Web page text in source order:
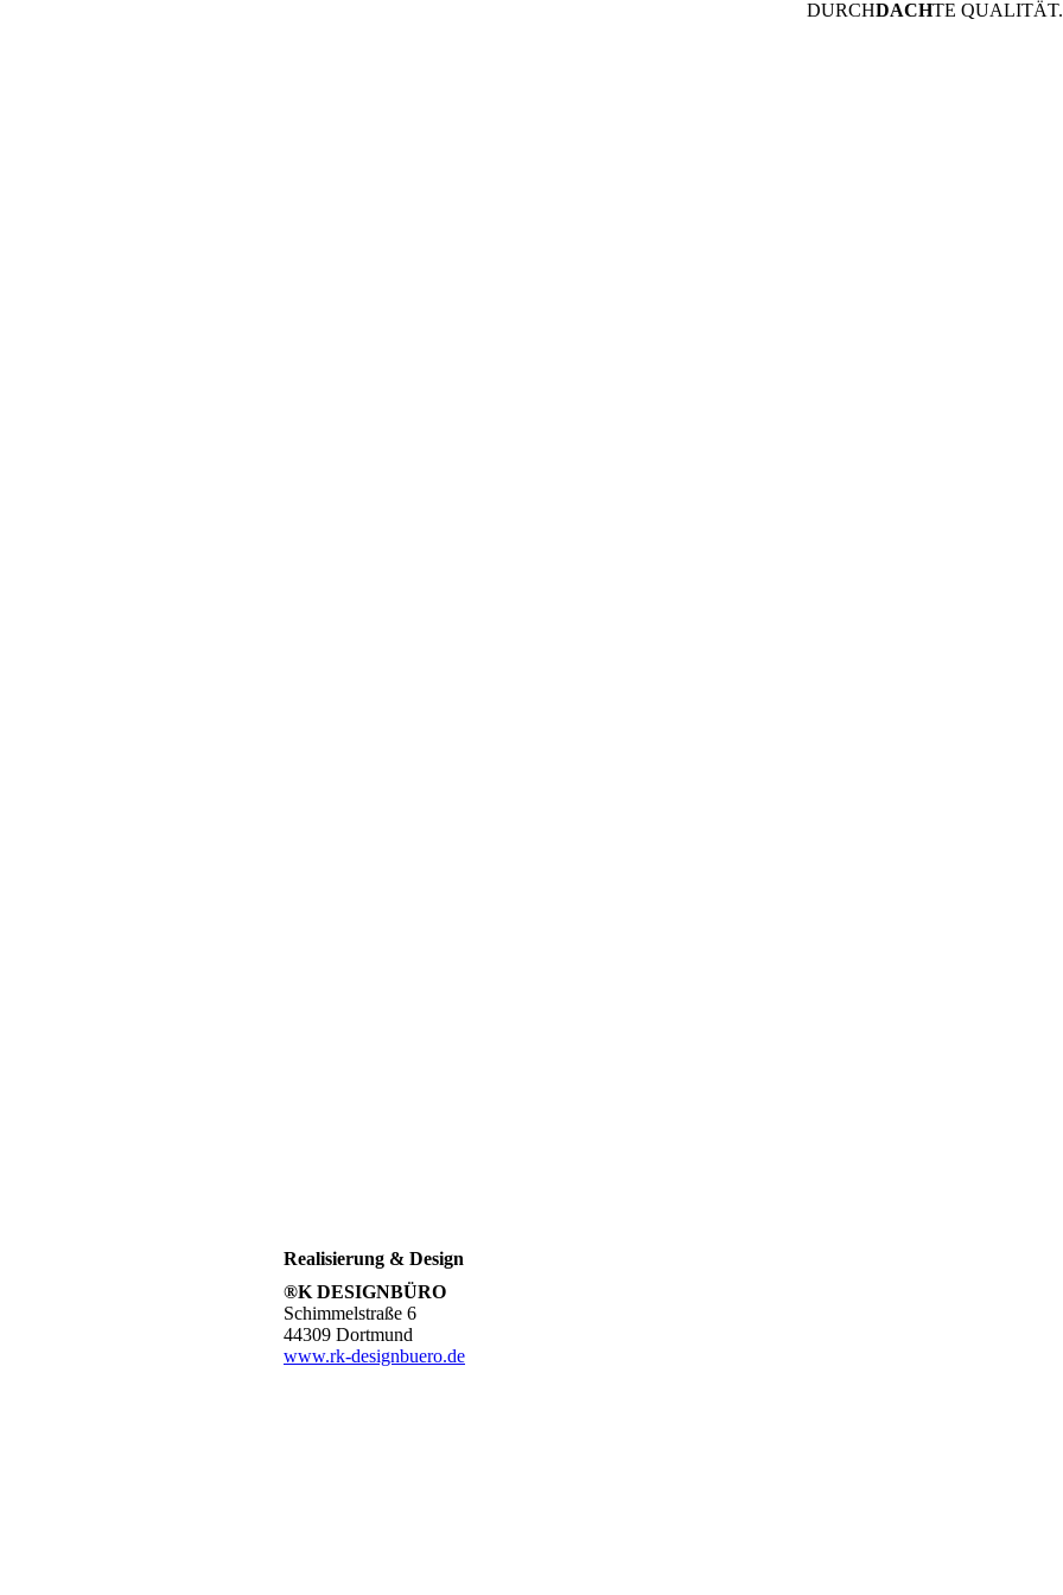
DURCHDACHTE QUALITÄT.
Realisierung & Design
®K DESIGNBÜRO
Schimmelstraße 6
44309 Dortmund
www.rk-designbuero.de